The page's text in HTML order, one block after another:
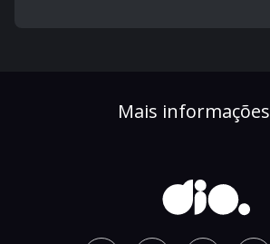
Mais informações